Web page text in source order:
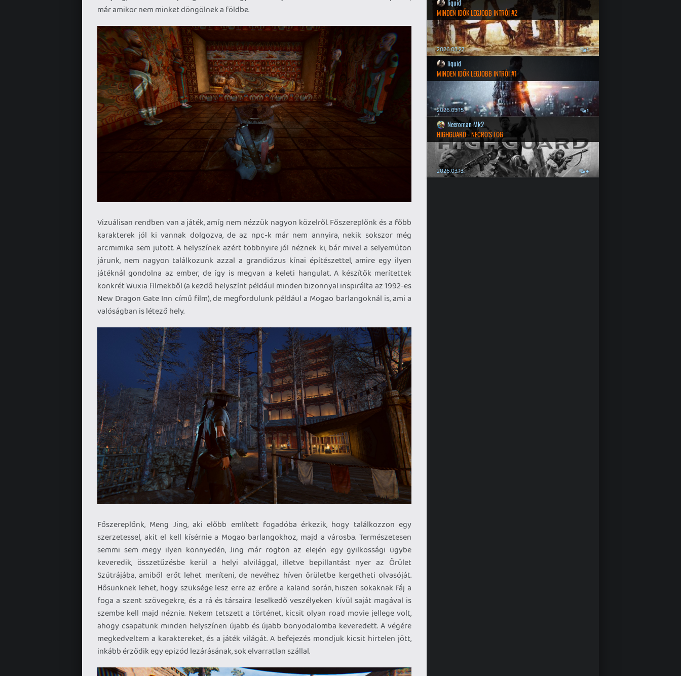
már amikor nem minket döngölnek a földbe.
Vizuálisan rendben van a játék, amíg nem nézzük nagyon közelről. Főszereplőnk és a főbb
karakterek jól ki vannak dolgozva, de az npc-k már nem annyira, nekik sokszor még
arcmimika sem jutott. A helyszínek azért többnyire jól néznek ki, bár mivel a selyemúton
járunk, nem nagyon találkozunk azzal a grandiózus kínai építészettel, amire egy ilyen
játéknál gondolna az ember, de így is megvan a keleti hangulat. A készítők merítettek
konkrét Wuxia filmekből (a kezdő helyszínt például minden bizonnyal inspirálta az 1992-es
New Dragon Gate Inn című film), de megfordulunk például a Mogao barlangoknál is, ami a
valóságban is létező hely.
Főszereplőnk, Meng Jing, aki előbb említett fogadóba érkezik, hogy találkozzon egy
szerzetessel, akit el kell kísérnie a Mogao barlangokhoz, majd a városba. Természetesen
semmi sem megy ilyen könnyedén, Jing már rögtön az elején egy gyilkossági ügybe
keveredik, összetűzésbe kerül a helyi alvilággal, illetve bepillantást nyer az Őrület
Szútrájába, amiből erőt lehet meríteni, de nevéhez híven őrületbe kergetheti olvasóját.
Hősünknek lehet, hogy szüksége lesz erre az erőre a kaland során, hiszen sokaknak fáj a
foga a szent szövegekre, és a rá és társaira leselkedő veszélyeken kívül saját magával is
szembe kell majd néznie. Nekem tetszett a történet, kicsit olyan road movie jellege volt,
ahogy csapatunk minden helyszínen újabb és újabb bonyodalomba keveredett. A végére
megkedveltem a karaktereket, és a játék világát. A befejezés mondjuk kicsit hirtelen jött,
inkább érződik egy epizód lezárásának, sok elvarratlan szállal.
liquid
MINDEN IDŐK LEGJOBB INTRÓI #2
2026.03.27. 1
liquid
MINDEN IDŐK LEGJOBB INTRÓI #1
2026.03.15. 1
Necroman Mk2
HIGHGUARD - NECRO'S LOG
2026.03.13. 4